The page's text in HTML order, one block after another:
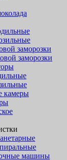
заморозки
заморозки
камеры
машины